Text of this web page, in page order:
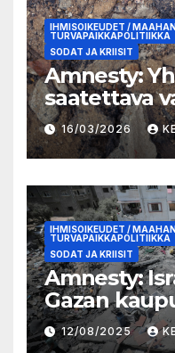
IHMISOIKEUDET /
TURVAPAIKKAPOLITIIKKA
SODAT JA KRIISIT
Amnesty:
saatettava
lasta
16/03/2026
IHMISOIKEUDET /
TURVAPAIKKAPOLITIIKKA
SODAT JA KRIISIT
Amnesty:
Gazan
Suomen
12/08/2025